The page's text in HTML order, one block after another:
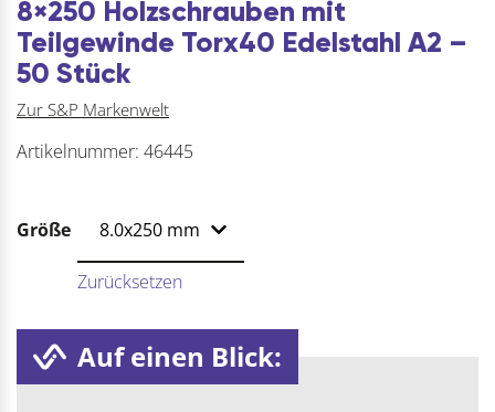
8×250 Holzschrauben mit
Teilgewinde Torx40 Edelstahl A2 –
50 Stück
Zur S&P Markenwelt
Artikelnummer: 46445
Größe
Zurücksetzen
Auf einen Blick: